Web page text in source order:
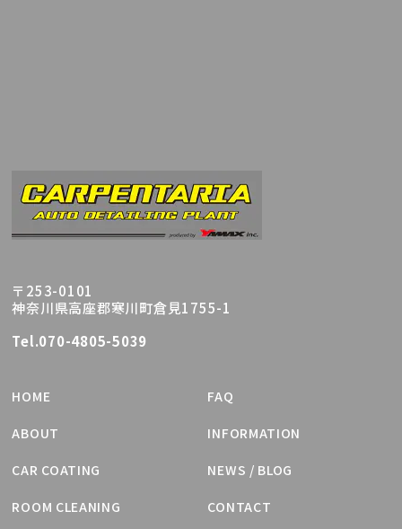
〒253-0101
神奈川県高座郡寒川町倉見1755-1
Tel.070-4805-5039
HOME
ABOUT
CAR COATING
ROOM CLEANING
FAQ
INFORMATION
NEWS / BLOG
CONTACT